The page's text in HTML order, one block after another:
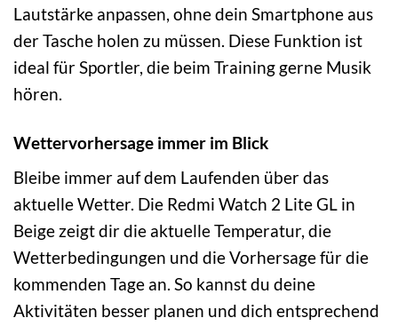
Lautstärke anpassen, ohne dein Smartphone aus
der Tasche holen zu müssen. Diese Funktion ist
ideal für Sportler, die beim Training gerne Musik
hören.
Wettervorhersage immer im Blick
Bleibe immer auf dem Laufenden über das
aktuelle Wetter. Die Redmi Watch 2 Lite GL in
Beige zeigt dir die aktuelle Temperatur, die
Wetterbedingungen und die Vorhersage für die
kommenden Tage an. So kannst du deine
Aktivitäten besser planen und dich entsprechend